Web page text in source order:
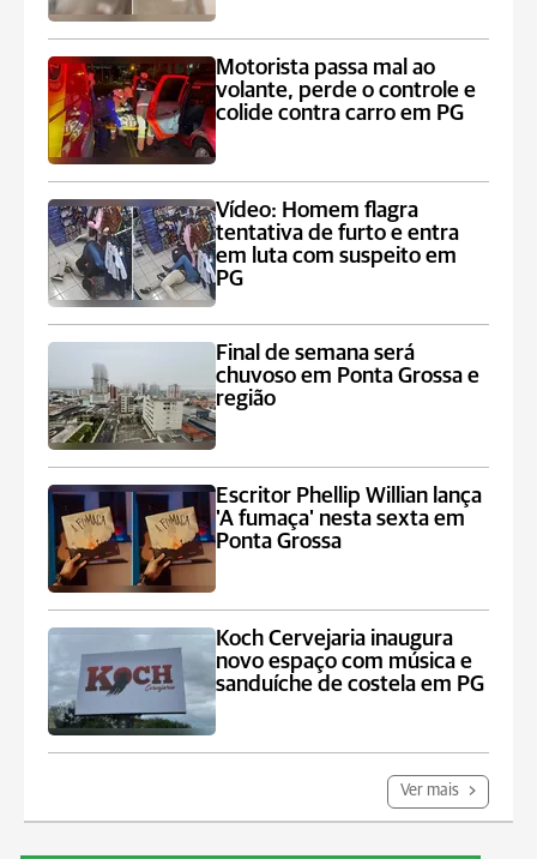
Motorista passa mal ao
volante, perde o controle e
colide contra carro em PG
Vídeo: Homem flagra
tentativa de furto e entra
em luta com suspeito em
PG
Final de semana será
chuvoso em Ponta Grossa e
região
Escritor Phellip Willian lança
'A fumaça' nesta sexta em
Ponta Grossa
Koch Cervejaria inaugura
novo espaço com música e
sanduíche de costela em PG
Ver mais